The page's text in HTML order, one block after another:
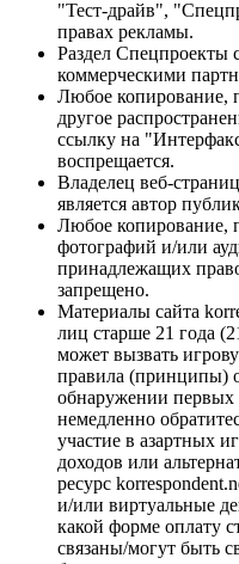
"Тест-драйв",
правах рекламы.
Раздел Спецпроекты
коммерческими
Любое копирование,
другое
ссылку на
воспрещается.
Владелец веб-
является автор
Любое копирование,
фотографий и/или
принадлежащих
запрещено.
Материалы сайта
лиц старше 21 года
может вызвать
правила (принципы)
обнаружении первых
немедленно
участие в азартных
доходов или
ресурс
и/или виртуальные
какой форме оплату
связаны/могут быть